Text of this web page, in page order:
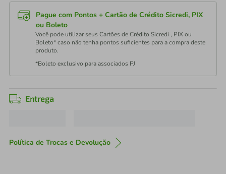
Pague com Pontos + Cartão de Crédito Sicredi, PIX
ou Boleto
Você pode utilizar seus Cartões de Crédito Sicredi , PIX ou
Boleto* caso não tenha pontos suficientes para a compra deste
produto.
*Boleto exclusivo para associados PJ
Entrega
Política de Trocas e Devolução